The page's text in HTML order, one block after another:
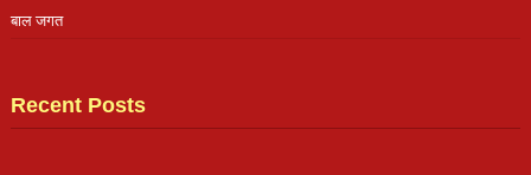
बाल जगत
Recent Posts